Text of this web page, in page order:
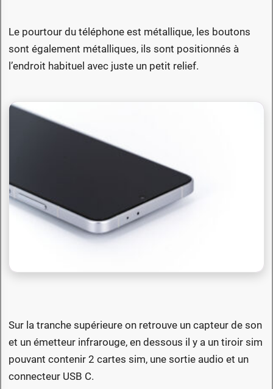
Le pourtour du téléphone est métallique, les boutons
sont également métalliques, ils sont positionnés à
l’endroit habituel avec juste un petit relief.
Sur la tranche supérieure on retrouve un capteur de son
et un émetteur infrarouge, en dessous il y a un tiroir sim
pouvant contenir 2 cartes sim, une sortie audio et un
connecteur USB C.